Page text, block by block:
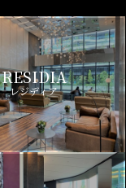
RESIDIA
レジディア